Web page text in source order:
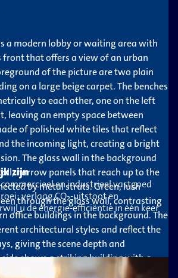
zijn
en industrieel vastgoed
verlaag CO₂-uitstoot en
u de energie-efficiëntie in één keer